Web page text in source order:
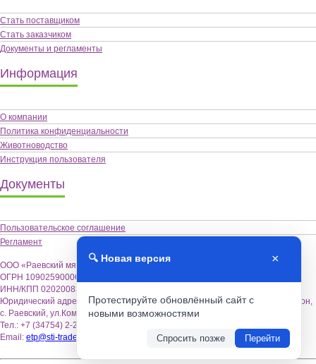
Стать поставщиком
Стать заказчиком
Документы и регламенты
Информация
О компании
Политика конфиденциальности
Животноводство
Инструкция пользователя
Документы
Пользовательское соглашение
Регламент
ООО «Раевский мясокомбинат «Альшей-мясо»,
ОГРН 1090259000622
ИНН/КПП 0202008355 / 020201001
Юридический адрес: 452122, Республика Башкортостан, Альшеевский район,
с. Раевский, ул.Коммунистическая,18.
Тел.: +7 (34754) 2-26-70
Email: etp@sti-trade.ru
🔍 Новая версия ×
Протестируйте обновлённый сайт с
новыми возможностями
Спросить позже Перейти